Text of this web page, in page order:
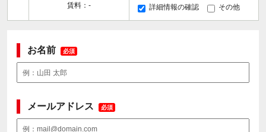
賃料：-
詳細情報の確認 その他
お名前 必須
メールアドレス 必須